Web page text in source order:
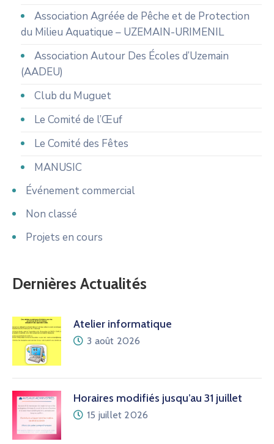
Association Agréée de Pêche et de Protection
du Milieu Aquatique – UZEMAIN-URIMENIL
Association Autour Des Écoles d’Uzemain
(AADEU)
Club du Muguet
Le Comité de l’Œuf
Le Comité des Fêtes
MANUSIC
Événement commercial
Non classé
Projets en cours
Dernières Actualités
Atelier informatique
3 août 2026
Horaires modifiés jusqu’au 31 juillet
15 juillet 2026